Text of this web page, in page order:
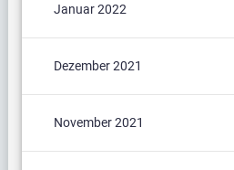
Januar 2022
Dezember 2021
November 2021